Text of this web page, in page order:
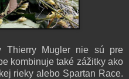
Thierry Mugler nie sú pre
kombinuje také zážitky ako
rieky alebo Spartan Race.